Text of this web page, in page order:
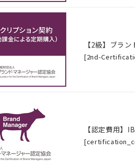
【2級】ブラ
[2nd-
【認定費用】
[